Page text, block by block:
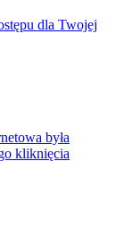
dla Twojej
była
kliknięcia